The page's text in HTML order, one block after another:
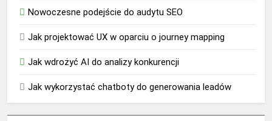
Nowoczesne podejście do audytu SEO
Jak projektować UX w oparciu o journey mapping
Jak wdrożyć AI do analizy konkurencji
Jak wykorzystać chatboty do generowania leadów